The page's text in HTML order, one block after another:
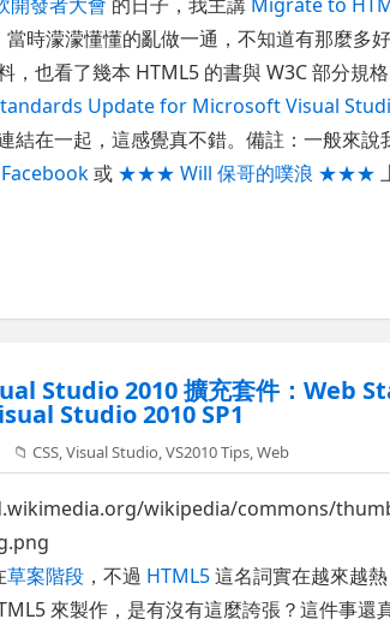
當時濛濛懂懂的亂做一通，不知道有那麼多
，也看了幾本 HTML5 的書與 W3C 部分規
Update for Microsoft Visual
結在一起，這感覺真不錯。備註：一般來
或 ★★★ Will 保哥的噗浪 ★★★
Studio 2010 擴充套件：Web
Studio 2010 SP1
📁CSS,Visual Studio,VS2010 Tips,Web
草案階段 ，不過 HTML5這名詞實在越來越
來製作，是有沒有這麼誇張？這件事還